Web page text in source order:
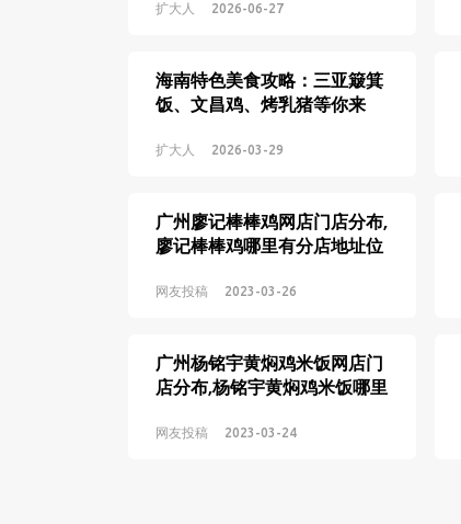
扩大人 2026-06-27
海南特色美食攻略：三亚簸箕
饭、文昌鸡、烤乳猪等你来
扩大人 2026-03-29
广州廖记棒棒鸡网店门店分布,
廖记棒棒鸡哪里有分店地址位
网友投稿 2023-03-26
广州杨铭宇黄焖鸡米饭网店门
店分布,杨铭宇黄焖鸡米饭哪里
网友投稿 2023-03-24